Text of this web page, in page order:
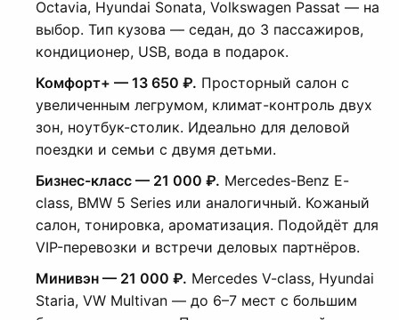
Octavia, Hyundai Sonata, Volkswagen Passat — на
выбор. Тип кузова — седан, до 3 пассажиров,
кондиционер, USB, вода в подарок.
Комфорт+ — 13 650 ₽. Просторный салон с
увеличенным легрумом, климат-контроль двух
зон, ноутбук-столик. Идеально для деловой
поездки и семьи с двумя детьми.
Бизнес-класс — 21 000 ₽. Mercedes-Benz E-
class, BMW 5 Series или аналогичный. Кожаный
салон, тонировка, ароматизация. Подойдёт для
VIP-перевозки и встречи деловых партнёров.
Минивэн — 21 000 ₽. Mercedes V-class, Hyundai
Staria, VW Multivan — до 6–7 мест с большим